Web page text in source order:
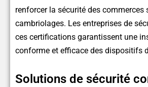
renforcer la sécurité des commerces
cambriolages. Les entreprises de
ces certifications garantissent une
conforme et efficace des dispositifs
Solutions de sécurité